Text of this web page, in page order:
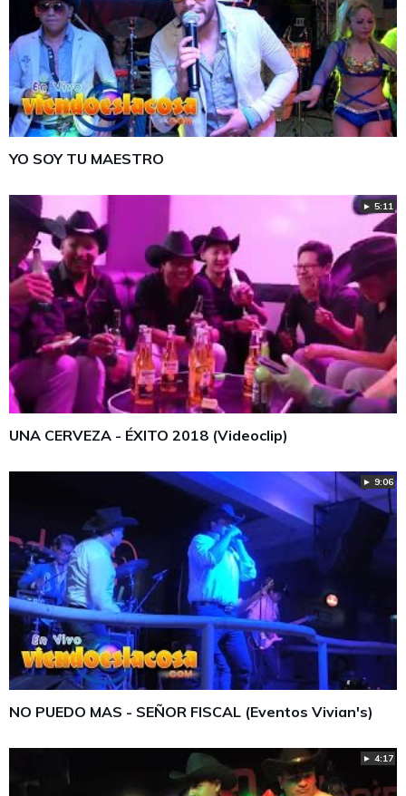
YO SOY TU MAESTRO
► 5:11
UNA CERVEZA - ÉXITO 2018 (Videoclip)
► 9:06
NO PUEDO MAS - SEÑOR FISCAL (Eventos Vivian's)
► 4:17